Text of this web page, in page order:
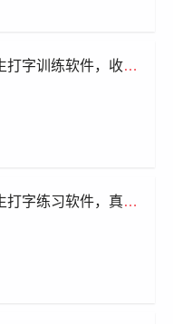
打字训练软件，收费
打字练习软件，真免